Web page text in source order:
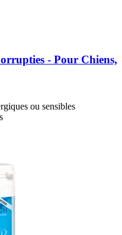
-​ Pour Chiens,
ou sensibles